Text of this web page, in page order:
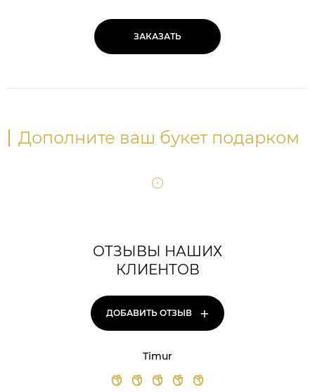
ЗАКАЗАТЬ
Дополните ваш букет подарком
ОТЗЫВЫ НАШИХ
КЛИЕНТОВ
ДОБАВИТЬ ОТЗЫВ +
Timur